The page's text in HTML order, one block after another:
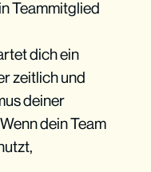
Teammitglied
dich ein
zeitlich und
deiner
dein Team